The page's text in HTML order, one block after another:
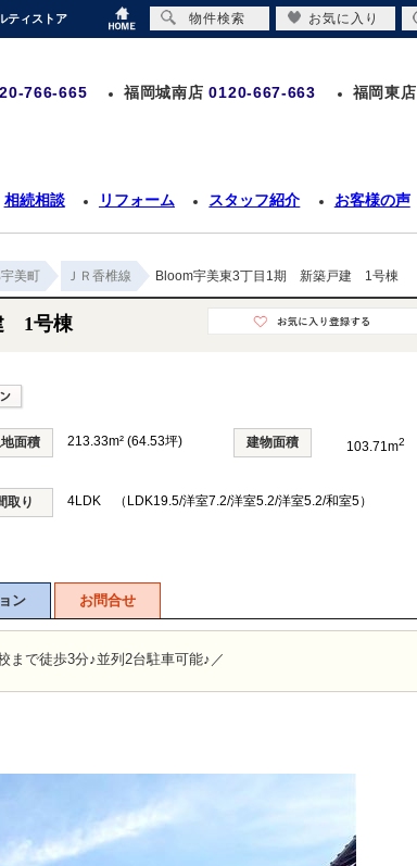
ティストア
766-665 福岡城南店 0120-667-663 福岡東店
相続相談 リフォーム スタッフ紹介 お客様の声
美町 ＪＲ香椎線 Bloom宇美東3丁目1期 新築戸建 1号棟
1号棟
面積 213.33m² (64.53坪) 建物面積 103.71m2
取り 4LDK （LDK19.5/洋室7.2/洋室5.2/洋室5.2/和室5）
ン お問合せ
まで徒歩3分♪並列2台駐車可能♪／
物件検索 お気に入り